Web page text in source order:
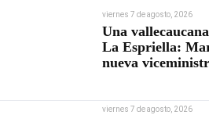
viernes 7 de agosto, 2026
Una
La Espriella:
nueva
viernes 7 de agosto, 2026